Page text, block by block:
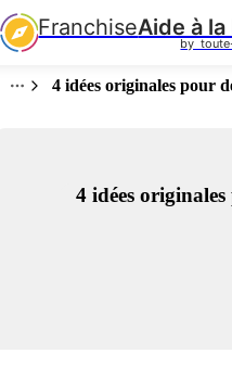
FranchiseAide à
by
4 idées originales pour
4 idées